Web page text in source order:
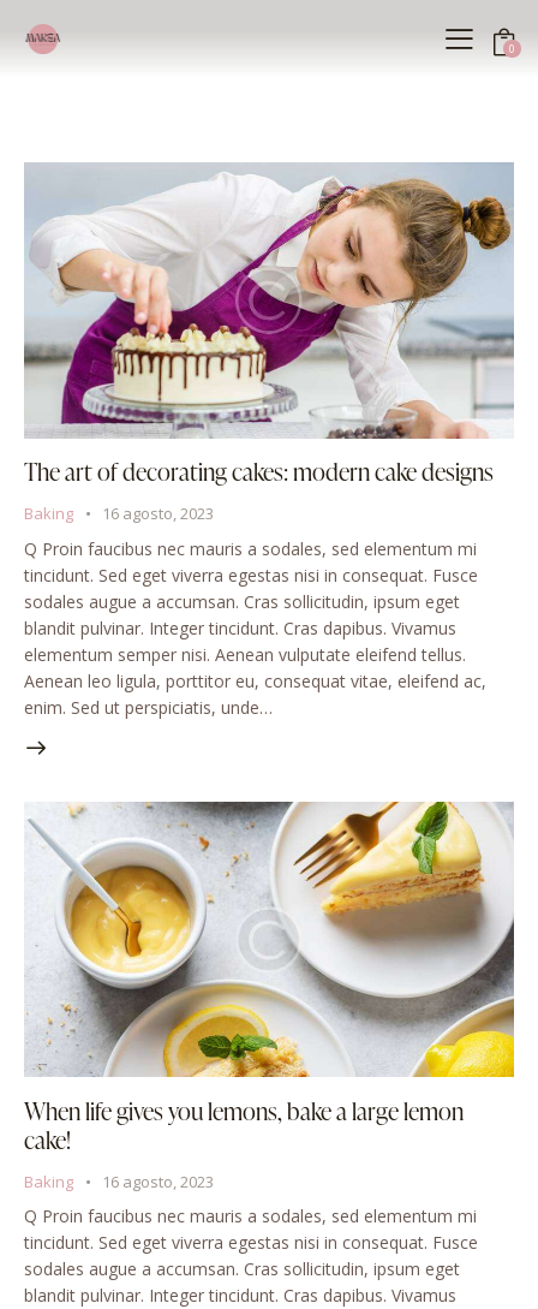
0
The art of decorating cakes: modern cake designs
Baking 16 agosto, 2023
Q Proin faucibus nec mauris a sodales, sed elementum mi
tincidunt. Sed eget viverra egestas nisi in consequat. Fusce
sodales augue a accumsan. Cras sollicitudin, ipsum eget
blandit pulvinar. Integer tincidunt. Cras dapibus. Vivamus
elementum semper nisi. Aenean vulputate eleifend tellus.
Aenean leo ligula, porttitor eu, consequat vitae, eleifend ac,
enim. Sed ut perspiciatis, unde…
When life gives you lemons, bake a large lemon
cake!
Baking 16 agosto, 2023
Q Proin faucibus nec mauris a sodales, sed elementum mi
tincidunt. Sed eget viverra egestas nisi in consequat. Fusce
sodales augue a accumsan. Cras sollicitudin, ipsum eget
blandit pulvinar. Integer tincidunt. Cras dapibus. Vivamus